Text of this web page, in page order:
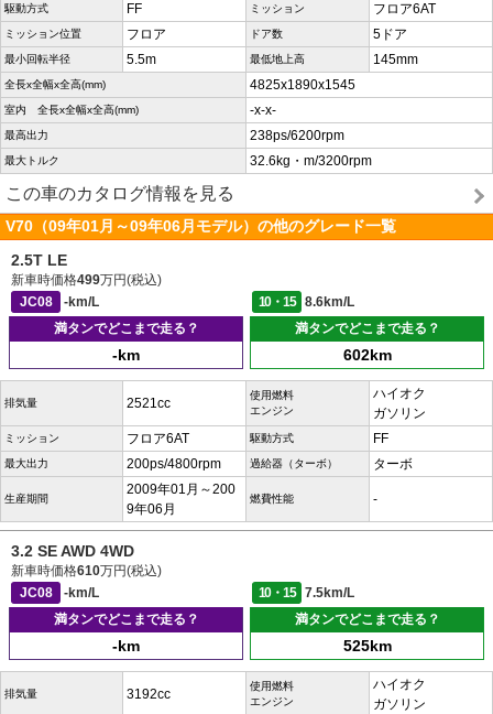
駆動方式 FF ミッション フロア6AT
ミッション位置 フロア ドア数 5ドア
最小回転半径 5.5m 最低地上高 145mm
全長x全幅x全高(mm) 4825x1890x1545
室内 全長x全幅x全高(mm) -x-x-
最高出力 238ps/6200rpm
最大トルク 32.6kg・m/3200rpm
この車のカタログ情報を見る
V70（09年01月～09年06月モデル）の他のグレード一覧
2.5T LE
新車時価格499万円(税込)
JC08
-km/L 10・15
8.6km/L
満タンでどこまで走る？
-km
満タンでどこまで走る？
602km
排気量 2521cc
使用燃料
エンジン
ハイオク
ガソリン
ミッション フロア6AT 駆動方式 FF
最大出力 200ps/4800rpm 過給器（ターボ） ターボ
生産期間
2009年01月～200
9年06月
燃費性能 -
3.2 SE AWD 4WD
新車時価格610万円(税込)
JC08
-km/L 10・15
7.5km/L
満タンでどこまで走る？
-km
満タンでどこまで走る？
525km
排気量 3192cc
使用燃料
エンジン
ハイオク
ガソリン